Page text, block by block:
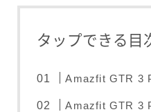
タップできる目
Amazfit GTR 3
Amazfit GTR 3